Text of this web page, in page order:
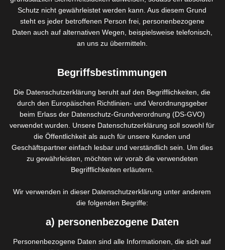
Silhouette kennen – einem innovativen Gerät für das Cellulite
verringern kann und gleichzeitig für straffere Körperkonturen
und eine elastischere Haut sorgt. Ausgestattet mit der
revolutionären HT™-Technologie, die 3 Energiequellen
Energy. Dieses unverbrüchliche Trio nimmt sich die
Problemgebiete bis in die Fettschichten der Haut hinein vor!
Die alternde Haut
Der Alterungsprozess ist unerbittlich. Im Laufe der Jahre
verliert unsere Haut beachtlich an Straffheit und fühlt sich
dadurch schlaff an.
Cellulite (auch gynoide Lipodystrophie oder Apfelsinenhaut
entstehen. Adipozyten (Fettzellen in der Unterhaut) lagern
überflüssige Nährstoffe in Form von Fett ein. Sie können ihr
Volumen stark vergrößern, bis zum 30-fachen ihrer
Schutz nicht gewährleistet werden kann. Aus diesem Grund
steht es jeder betroffenen Person frei, personenbezogene
Daten auch auf alternativen Wegen, beispielsweise telefonisch,
an uns zu übermitteln.
Begriffsbestimmungen
Die Datenschutzerklärung beruht auf den Begrifflichkeiten, die
durch den Europäischen Richtlinien- und Verordnungsgeber
beim Erlass der Datenschutz-Grundverordnung (DS-GVO)
verwendet wurden. Unsere Datenschutzerklärung soll sowohl für
die Öffentlichkeit als auch für unsere Kunden und
Geschäftspartner einfach lesbar und verständlich sein. Um dies
zu gewährleisten, möchten wir vorab die verwendeten
Begrifflichkeiten erläutern.
Wir verwenden in dieser Datenschutzerklärung unter anderem
die folgenden Begriffe:
a) personenbezogene Daten
Personenbezogene Daten sind alle Informationen, die sich auf